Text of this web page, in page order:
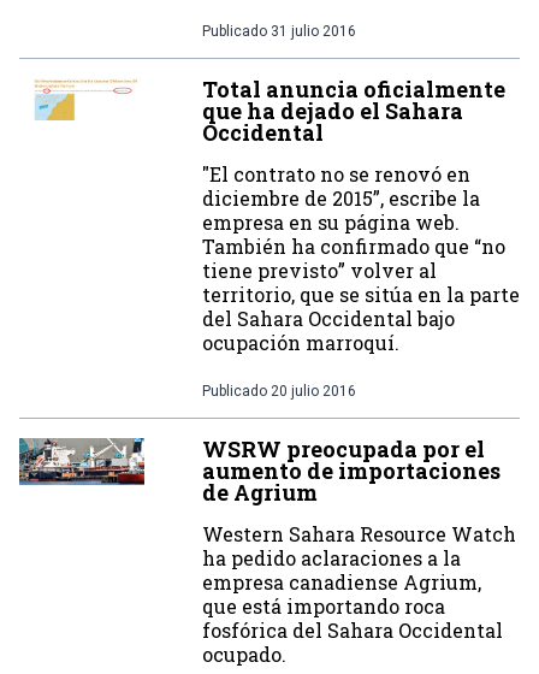
Publicado 31 julio 2016
Total anuncia oficialmente
que ha dejado el Sahara
Occidental
"El contrato no se renovó en
diciembre de 2015”, escribe la
empresa en su página web.
También ha confirmado que “no
tiene previsto” volver al
territorio, que se sitúa en la parte
del Sahara Occidental bajo
ocupación marroquí.
Publicado 20 julio 2016
WSRW preocupada por el
aumento de importaciones
de Agrium
Western Sahara Resource Watch
ha pedido aclaraciones a la
empresa canadiense Agrium,
que está importando roca
fosfórica del Sahara Occidental
ocupado.